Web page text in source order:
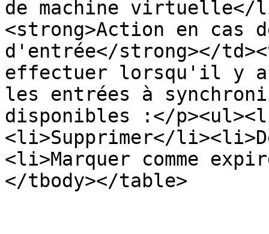
de machine virtuelle</
<strong>Action en cas
d'entrée</strong></
effectuer lorsqu'il y a
les entrées à
disponibles :</
<li>Supprimer</
<li>Marquer comme
</tbody></table>